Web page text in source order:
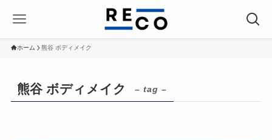
ホーム 熊谷 ボディメイク
熊谷 ボディメイク – tag –